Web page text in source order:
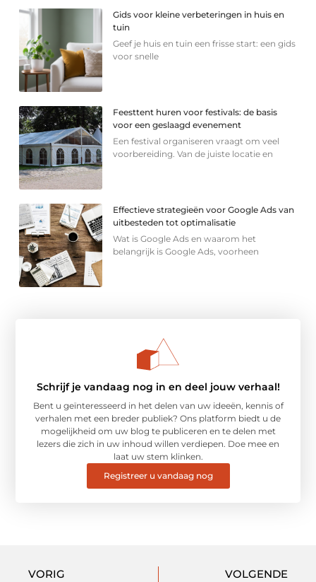
Gids voor kleine verbeteringen in huis en
tuin
Geef je huis en tuin een frisse start: een gids
voor snelle
Feesttent huren voor festivals: de basis
voor een geslaagd evenement
Een festival organiseren vraagt om veel
voorbereiding. Van de juiste locatie en
Effectieve strategieën voor Google Ads van
uitbesteden tot optimalisatie
Wat is Google Ads en waarom het
belangrijk is Google Ads, voorheen
Schrijf je vandaag nog in en deel jouw verhaal!
Bent u geïnteresseerd in het delen van uw ideeën, kennis of
verhalen met een breder publiek? Ons platform biedt u de
mogelijkheid om uw blog te publiceren en te delen met
lezers die zich in uw inhoud willen verdiepen. Doe mee en
laat uw stem klinken.
Registreer u vandaag nog
VORIG VOLGENDE